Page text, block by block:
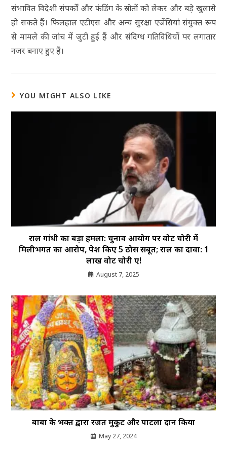
संभावित विदेशी संपर्कों और फंडिंग के स्रोतों को लेकर और बड़े खुलासे
हो सकते हैं। फिलहाल एटीएस और अन्य सुरक्षा एजेंसियां संयुक्त रूप
से मामले की जांच में जुटी हुई हैं और संदिग्ध गतिविधियों पर लगातार
नजर बनाए हुए हैं।
YOU MIGHT ALSO LIKE
राहुल गांधी का बड़ा हमला: चुनाव आयोग पर वोट चोरी में
मिलीभगत का आरोप, पेश किए 5 ठोस सबूत; राहुल का दावा: 1
लाख वोट चोरी हुए!
August 7, 2025
बाबा के भक्त द्वारा रजत मुकुट और पाटला दान किया
May 27, 2024